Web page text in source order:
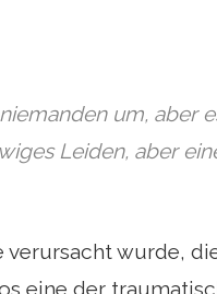
um, aber
Leiden, aber
wurde,
eine der